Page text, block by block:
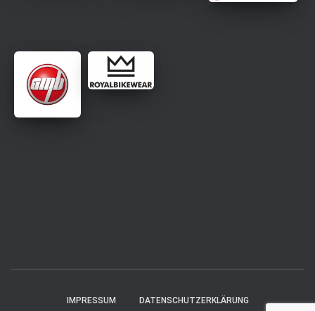
IMPRESSUM DATENSCHUTZERKLÄRUNG